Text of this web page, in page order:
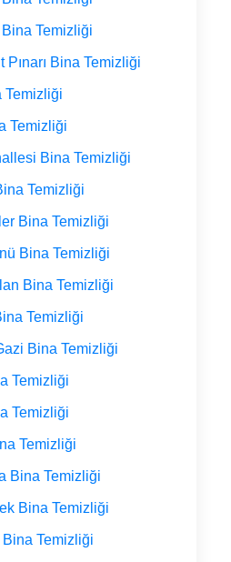
Temizliği
Pınarı Bina Temizliği
Temizliği
Temizliği
Bina Temizliği
Temizliği
Bina Temizliği
Bina Temizliği
Bina Temizliği
Temizliği
Bina Temizliği
Temizliği
Temizliği
Temizliği
Bina Temizliği
Bina Temizliği
Temizliği